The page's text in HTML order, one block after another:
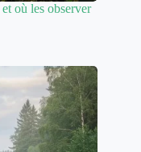
où les observer